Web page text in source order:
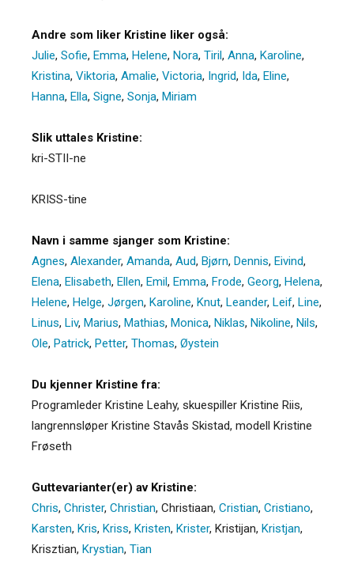
Andre som liker Kristine liker også:
Julie, Sofie, Emma, Helene, Nora, Tiril, Anna, Karoline,
Kristina, Viktoria, Amalie, Victoria, Ingrid, Ida, Eline,
Hanna, Ella, Signe, Sonja, Miriam
Slik uttales Kristine:
kri-STII-ne
KRISS-tine
Navn i samme sjanger som Kristine:
Agnes, Alexander, Amanda, Aud, Bjørn, Dennis, Eivind,
Elena, Elisabeth, Ellen, Emil, Emma, Frode, Georg, Helena,
Helene, Helge, Jørgen, Karoline, Knut, Leander, Leif, Line,
Linus, Liv, Marius, Mathias, Monica, Niklas, Nikoline, Nils,
Ole, Patrick, Petter, Thomas, Øystein
Du kjenner Kristine fra:
Programleder Kristine Leahy, skuespiller Kristine Riis,
langrennsløper Kristine Stavås Skistad, modell Kristine
Frøseth
Guttevarianter(er) av Kristine:
Chris, Christer, Christian, Christiaan, Cristian, Cristiano,
Karsten, Kris, Kriss, Kristen, Krister, Kristijan, Kristjan,
Krisztian, Krystian, Tian